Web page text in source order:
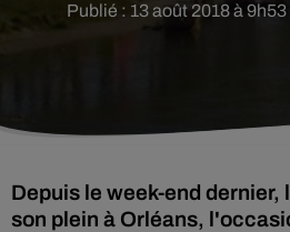
Publié : 13 août 2018 à
Depuis le week-end dernier,
son plein à Orléans,